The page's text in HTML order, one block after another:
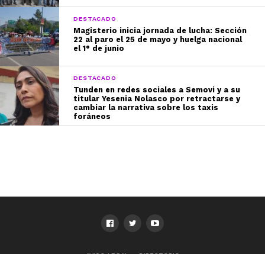
DESTACADO
Magisterio inicia jornada de lucha: Sección
22 al paro el 25 de mayo y huelga nacional
el 1° de junio
DESTACADO
Tunden en redes sociales a Semovi y a su
titular Yesenia Nolasco por retractarse y
cambiar la narrativa sobre los taxis
foráneos